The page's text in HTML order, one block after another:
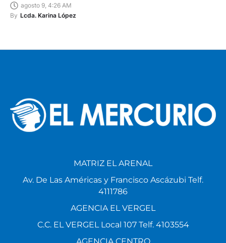
agosto 9, 4:26 AM
By Lcda. Karina López
MATRIZ EL ARENAL
Av. De Las Américas y Francisco Ascázubi Telf.
4111786
AGENCIA EL VERGEL
C.C. EL VERGEL Local 107 Telf. 4103554